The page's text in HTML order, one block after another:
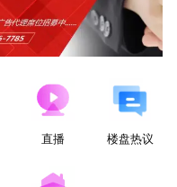
直播 楼盘热议